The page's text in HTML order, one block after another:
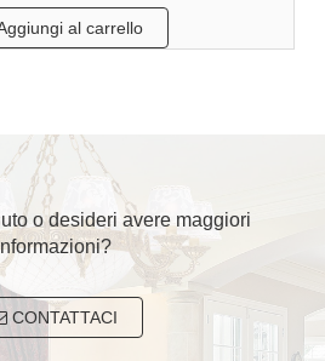
al carrello
o desideri avere maggiori
CONTATTACI